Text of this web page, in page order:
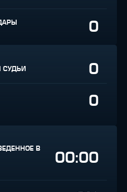
0
0
0
В
00:00